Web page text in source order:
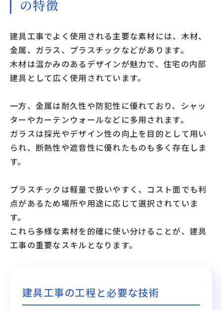
の特徴
建具工事でよく使用される主要な素材には、木材、
金属、ガラス、プラスチックなどがあります。
木材は温かみのあるデザインが魅力で、住宅の内部
建具として広く使用されています。
一方、金属は耐久性や防犯性に優れており、シャッ
ターやカーテンウォールなどに多用されます。
ガラスは採光やデザイン性の向上を目的として用い
られ、断熱性や遮音性に優れたものも多く存在しま
す。
プラスチックは軽量で扱いやすく、コスト面でも利
点があるため場所や用途に応じて選択されていま
す。
これら多様な素材を的確に使い分けることが、建具
工事の重要なスキルとなります。
建具工事の工程と必要な技術